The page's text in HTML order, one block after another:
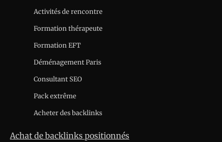
Activités de rencontre
Formation thérapeute
Formation EFT
Déménagement Paris
Consultant SEO
Pack extrême
Acheter des backlinks
Achat de backlinks positionnés